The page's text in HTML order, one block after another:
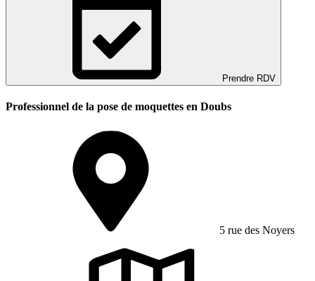
Prendre RDV
Professionnel de la pose de moquettes en Doubs
5 rue des Noyers